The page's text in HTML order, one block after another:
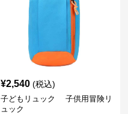
¥2,540 (税込)
子どもリュック 子供用冒険リ
ュック